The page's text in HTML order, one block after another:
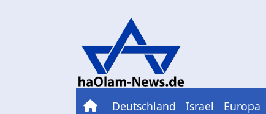
Deutschland Israel Europa